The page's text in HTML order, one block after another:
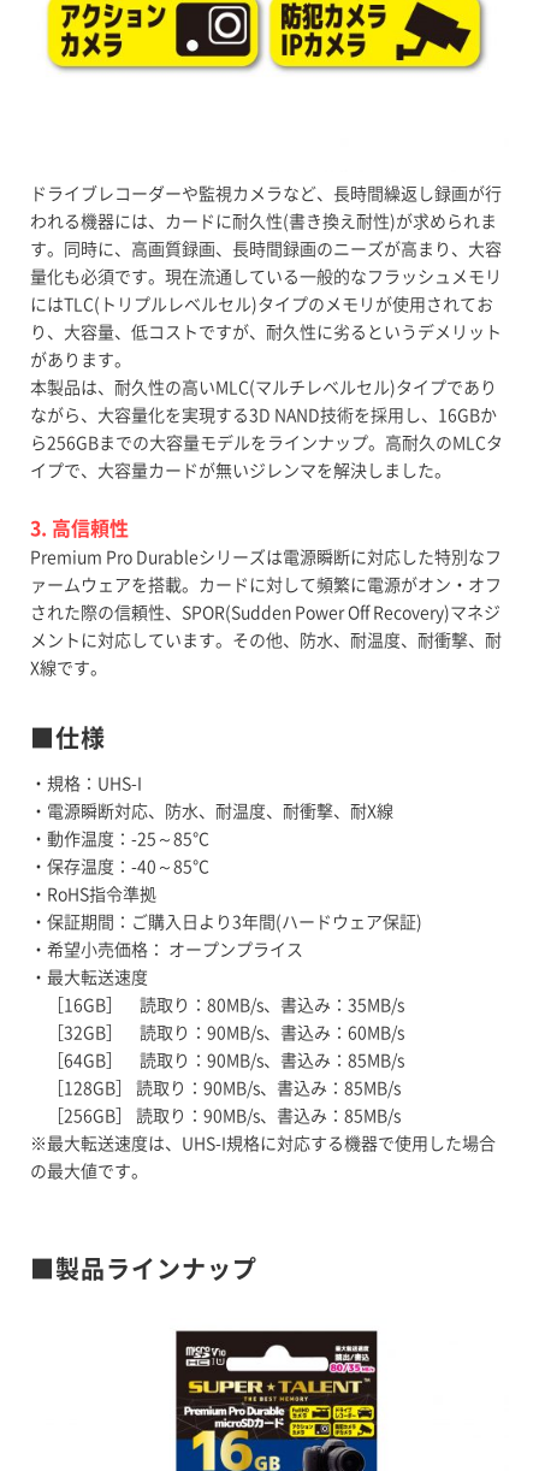
ドライブレコーダーや監視カメラなど、長時間繰返し録画が行
われる機器には、カードに耐久性(書き換え耐性)が求められま
す。同時に、高画質録画、長時間録画のニーズが高まり、大容
量化も必須です。現在流通している一般的なフラッシュメモリ
にはTLC(トリプルレベルセル)タイプのメモリが使用されてお
り、大容量、低コストですが、耐久性に劣るというデメリット
があります。
本製品は、耐久性の高いMLC(マルチレベルセル)タイプであり
ながら、大容量化を実現する3D NAND技術を採用し、16GBか
ら256GBまでの大容量モデルをラインナップ。高耐久のMLCタ
イプで、大容量カードが無いジレンマを解決しました。
3. 高信頼性
Premium Pro Durableシリーズは電源瞬断に対応した特別なフ
ァームウェアを搭載。カードに対して頻繁に電源がオン・オフ
された際の信頼性、SPOR(Sudden Power Off Recovery)マネジ
メントに対応しています。その他、防水、耐温度、耐衝撃、耐
X線です。
■仕様
・規格：UHS-I
・電源瞬断対応、防水、耐温度、耐衝撃、耐X線
・動作温度：-25～85℃
・保存温度：-40～85℃
・RoHS指令準拠
・保証期間：ご購入日より3年間(ハードウェア保証)
・希望小売価格： オープンプライス
・最大転送速度
［16GB］ 読取り：80MB/s、書込み：35MB/s
［32GB］ 読取り：90MB/s、書込み：60MB/s
［64GB］ 読取り：90MB/s、書込み：85MB/s
［128GB］ 読取り：90MB/s、書込み：85MB/s
［256GB］ 読取り：90MB/s、書込み：85MB/s
※最大転送速度は、UHS-I規格に対応する機器で使用した場合
の最大値です。
■製品ラインナップ